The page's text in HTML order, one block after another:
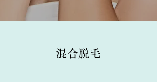
混合脱毛